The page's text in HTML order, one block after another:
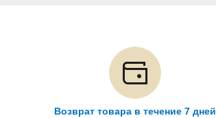
Возврат товара в течение 7 дней